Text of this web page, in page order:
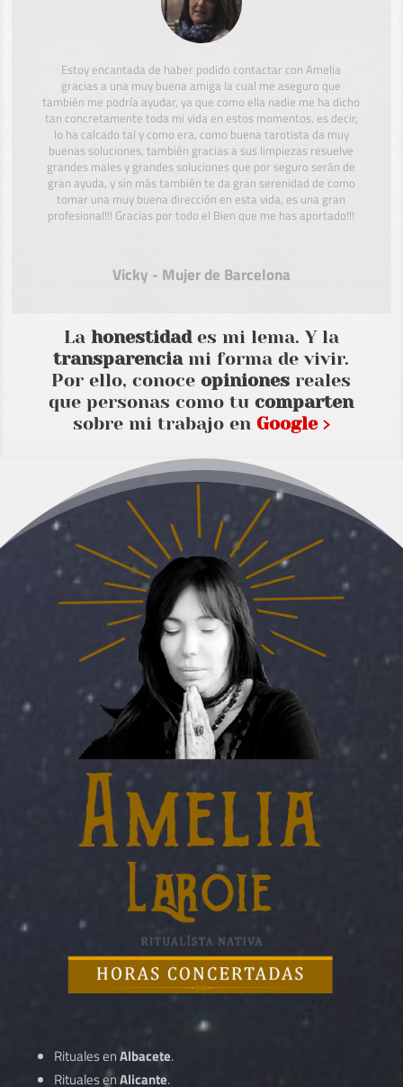
Estoy encantada de haber podido contactar con Amelia
gracias a una muy buena amiga la cual me aseguro que
también me podría ayudar, ya que como ella nadie me ha dicho
tan concretamente toda mi vida en estos momentos, es decir,
lo ha calcado tal y como era, como buena tarotista da muy
buenas soluciones, también gracias a sus limpiezas resuelve
grandes males y grandes soluciones que por seguro serán de
gran ayuda, y sin más también te da gran serenidad de como
tomar una muy buena dirección en esta vida, es una gran
profesional!!! Gracias por todo el Bien que me has aportado!!!
Vicky - Mujer de Barcelona
La honestidades mi lema. Y la
transparenciami forma de vivir.
Por ello, conoceopiniones reales
que personas como tucomparten
sobre mi trabajo en Google ›
Rituales enAlbacete.
Rituales enAlicante.